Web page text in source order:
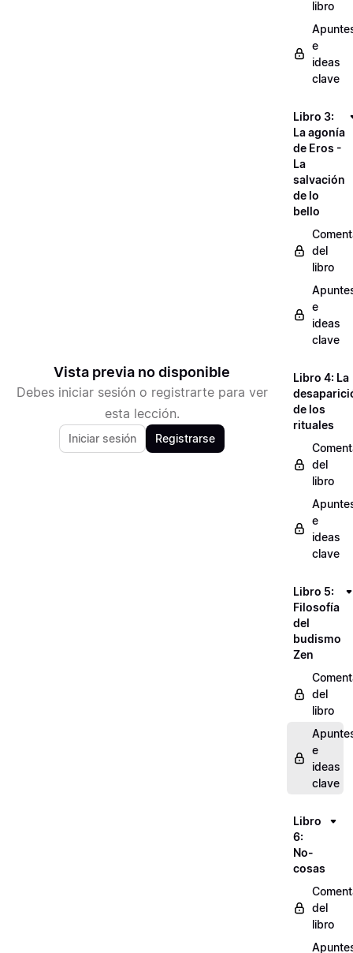
Vista previa no disponible
Debes iniciar sesión o registrarte para ver
esta lección.
Iniciar sesión Registrarse
libro
e
ideas
clave
Libro 3:
La agonía
de Eros -
La
salvación
de lo
bello
del
libro
e
ideas
clave
Libro 4: La
de los
rituales
del
libro
e
ideas
clave
Libro 5:
Filosofía
del
budismo
Zen
del
libro
e
ideas
clave
Libro
6:
No-
cosas
del
libro